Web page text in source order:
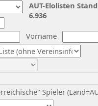
Vorname
Spieler
AUT-Elolisten
6.936